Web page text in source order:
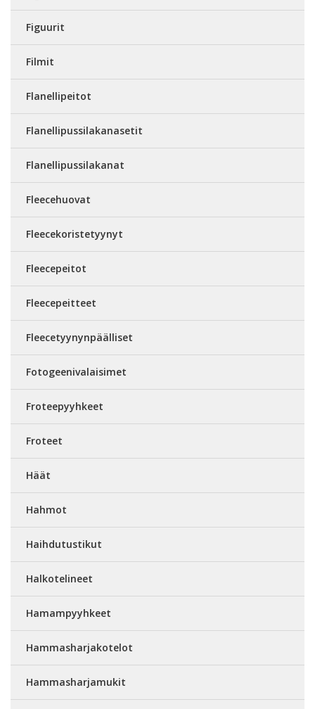
Figuurit
Filmit
Flanellipeitot
Flanellipussilakanasetit
Flanellipussilakanat
Fleecehuovat
Fleecekoristetyynyt
Fleecepeitot
Fleecepeitteet
Fleecetyynynpäälliset
Fotogeenivalaisimet
Froteepyyhkeet
Froteet
Häät
Hahmot
Haihdutustikut
Halkotelineet
Hamampyyhkeet
Hammasharjakotelot
Hammasharjamukit